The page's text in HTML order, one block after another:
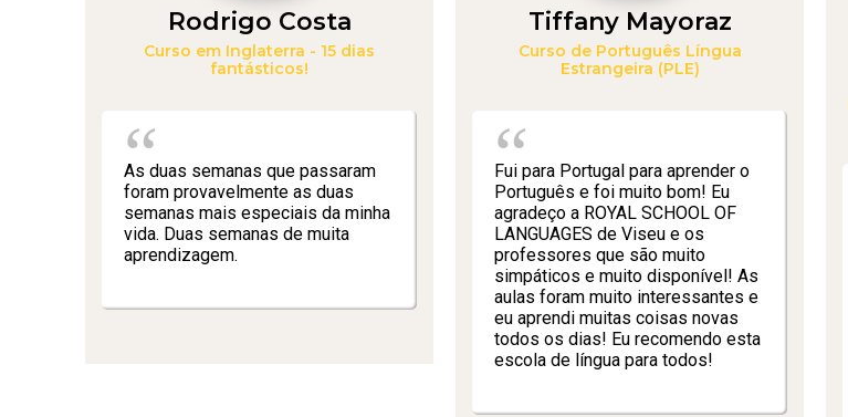
Rodrigo Costa
Curso em Inglaterra - 15 dias
fantásticos!
As duas semanas que passaram
foram provavelmente as duas
semanas mais especiais da minha
vida. Duas semanas de muita
aprendizagem.
Tiffany Mayoraz
Curso de Português Língua
Estrangeira (PLE)
Fui para Portugal para aprender o
Português e foi muito bom! Eu
agradeço a ROYAL SCHOOL OF
LANGUAGES de Viseu e os
professores que são muito
simpáticos e muito disponível! As
aulas foram muito interessantes e
eu aprendi muitas coisas novas
todos os dias! Eu recomendo esta
escola de língua para todos!